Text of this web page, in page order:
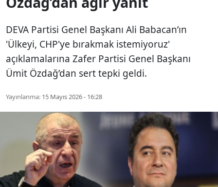
DEVA Partisi Genel Başkanı Ali Babacan’ın
'Ülkeyi, CHP'ye bırakmak istemiyoruz'
açıklamalarına Zafer Partisi Genel Başkanı
Ümit Özdağ’dan sert tepki geldi.
Yayınlanma: 15 Mayıs 2026 - 16:28